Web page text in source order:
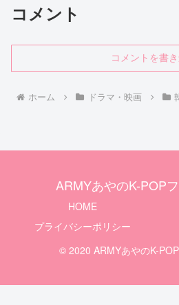
コメント
コメントを書
ホーム ドラマ・映画
ARMYあやのK-POP
HOME
プライバシーポリシー
© 2020 ARMYあやのK-